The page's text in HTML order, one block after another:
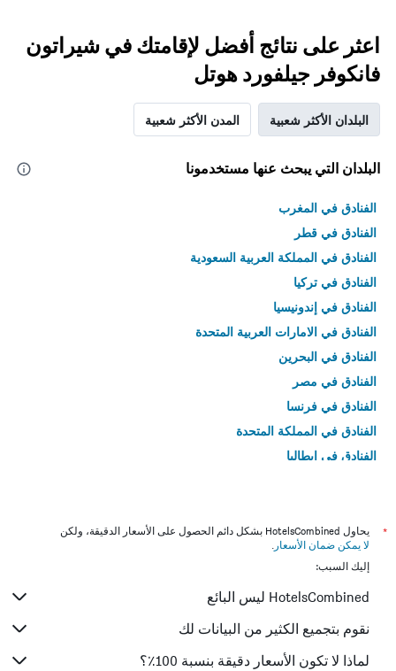
اعثر على نتائج أفضل لإقامتك في شيراتون
فانكوفر جيلفورد هوتل
البلدان الأكثر شعبية المدن الأكثر شعبية
البلدان التي يبحث عنها مستخدمونا
الفنادق في المغرب
الفنادق في قطر
الفنادق في المملكة العربية السعودية
الفنادق في تركيا
الفنادق في إندونيسيا
الفنادق في الامارات العربية المتحدة
الفنادق في البحرين
الفنادق في مصر
الفنادق في فرنسا
الفنادق في المملكة المتحدة
الفنادق في إيطاليا
*
يحاول HotelsCombined بشكل دائم الحصول على الأسعار الدقيقة، ولكن
لا يمكن ضمان الأسعار .
إليك السبب:
HotelsCombined ليس البائع
نقوم بتجميع الكثير من البيانات لك
لماذا لا تكون الأسعار دقيقة بنسبة 100٪؟